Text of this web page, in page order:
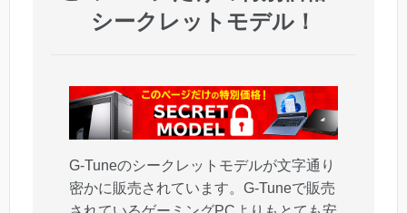
シークレットモデル！
G-Tuneのシークレットモデルが文字通り
密かに販売されています。G-Tuneで販売